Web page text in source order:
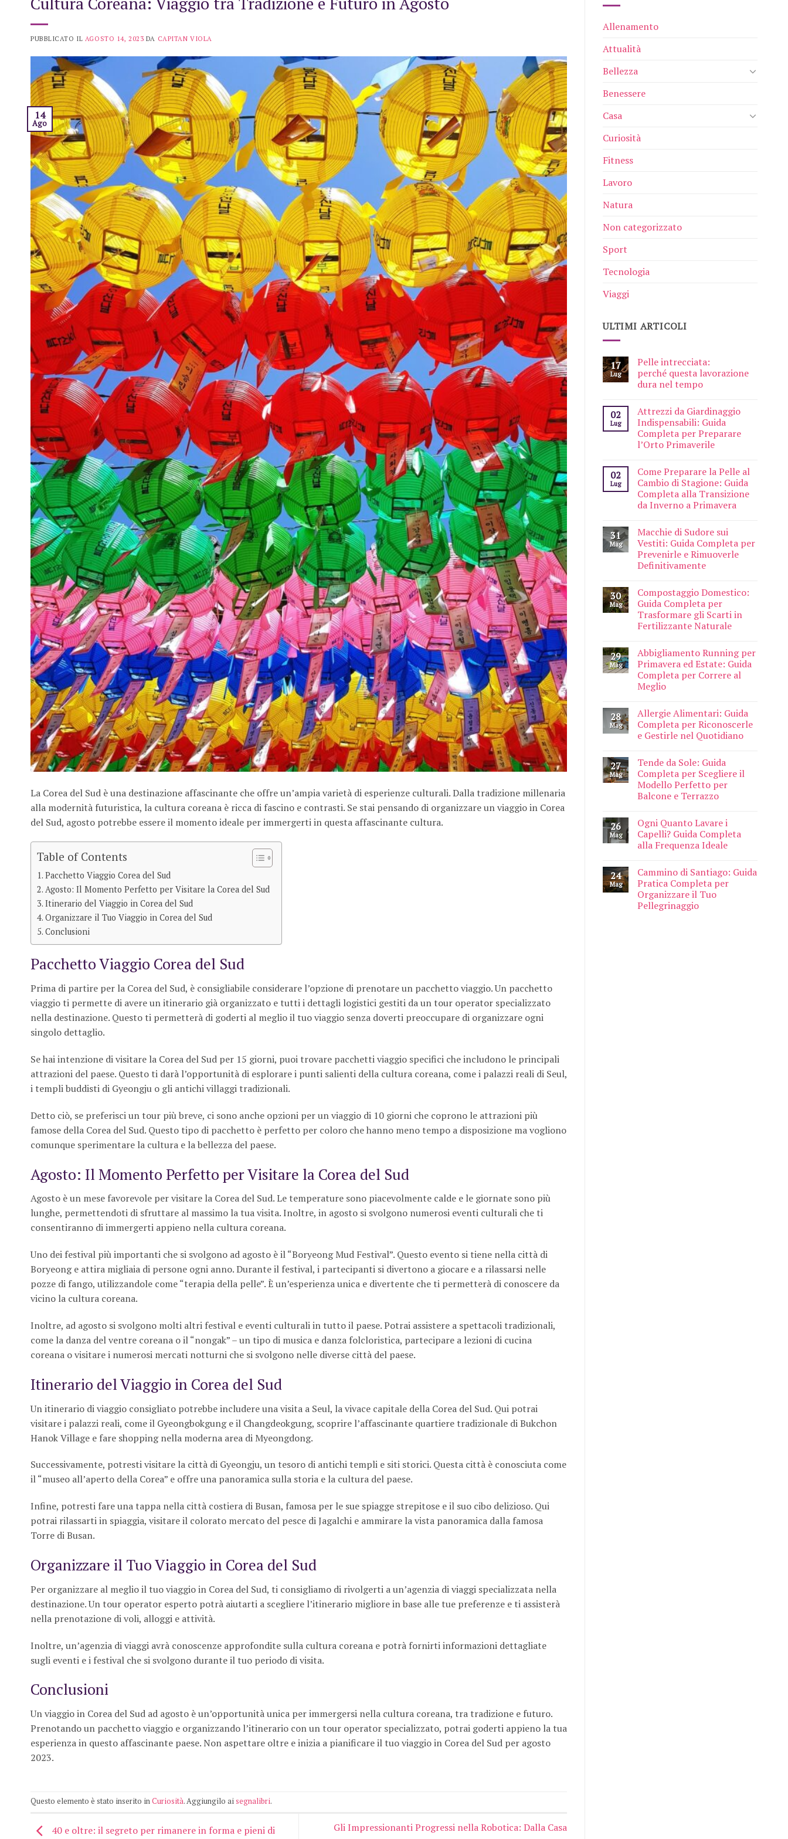
PUBBLICATO IL AGOSTO 14, 2023 DA CAPITAN VIOLA
14
Ago
La Corea del Sud è una destinazione affascinante che offre un’ampia varietà di esperienze culturali. Dalla tradizione millenaria
alla modernità futuristica, la cultura coreana è ricca di fascino e contrasti. Se stai pensando di organizzare un viaggio in Corea
del Sud, agosto potrebbe essere il momento ideale per immergerti in questa affascinante cultura.
Table of Contents
Pacchetto Viaggio Corea del Sud
Agosto: Il Momento Perfetto per Visitare la Corea del Sud
Itinerario del Viaggio in Corea del Sud
Organizzare il Tuo Viaggio in Corea del Sud
Conclusioni
Pacchetto Viaggio Corea del Sud
Prima di partire per la Corea del Sud, è consigliabile considerare l’opzione di prenotare un pacchetto viaggio. Un pacchetto
viaggio ti permette di avere un itinerario già organizzato e tutti i dettagli logistici gestiti da un tour operator specializzato
nella destinazione. Questo ti permetterà di goderti al meglio il tuo viaggio senza doverti preoccupare di organizzare ogni
singolo dettaglio.
Se hai intenzione di visitare la Corea del Sud per 15 giorni, puoi trovare pacchetti viaggio specifici che includono le principali
attrazioni del paese. Questo ti darà l’opportunità di esplorare i punti salienti della cultura coreana, come i palazzi reali di Seul,
i templi buddisti di Gyeongju o gli antichi villaggi tradizionali.
Detto ciò, se preferisci un tour più breve, ci sono anche opzioni per un viaggio di 10 giorni che coprono le attrazioni più
famose della Corea del Sud. Questo tipo di pacchetto è perfetto per coloro che hanno meno tempo a disposizione ma vogliono
comunque sperimentare la cultura e la bellezza del paese.
Agosto: Il Momento Perfetto per Visitare la Corea del Sud
Agosto è un mese favorevole per visitare la Corea del Sud. Le temperature sono piacevolmente calde e le giornate sono più
lunghe, permettendoti di sfruttare al massimo la tua visita. Inoltre, in agosto si svolgono numerosi eventi culturali che ti
consentiranno di immergerti appieno nella cultura coreana.
Uno dei festival più importanti che si svolgono ad agosto è il “Boryeong Mud Festival”. Questo evento si tiene nella città di
Boryeong e attira migliaia di persone ogni anno. Durante il festival, i partecipanti si divertono a giocare e a rilassarsi nelle
pozze di fango, utilizzandole come “terapia della pelle”. È un’esperienza unica e divertente che ti permetterà di conoscere da
vicino la cultura coreana.
Inoltre, ad agosto si svolgono molti altri festival e eventi culturali in tutto il paese. Potrai assistere a spettacoli tradizionali,
come la danza del ventre coreana o il “nongak” – un tipo di musica e danza folcloristica, partecipare a lezioni di cucina
coreana o visitare i numerosi mercati notturni che si svolgono nelle diverse città del paese.
Itinerario del Viaggio in Corea del Sud
Un itinerario di viaggio consigliato potrebbe includere una visita a Seul, la vivace capitale della Corea del Sud. Qui potrai
visitare i palazzi reali, come il Gyeongbokgung e il Changdeokgung, scoprire l’affascinante quartiere tradizionale di Bukchon
Hanok Village e fare shopping nella moderna area di Myeongdong.
Successivamente, potresti visitare la città di Gyeongju, un tesoro di antichi templi e siti storici. Questa città è conosciuta come
il “museo all’aperto della Corea” e offre una panoramica sulla storia e la cultura del paese.
Infine, potresti fare una tappa nella città costiera di Busan, famosa per le sue spiagge strepitose e il suo cibo delizioso. Qui
potrai rilassarti in spiaggia, visitare il colorato mercato del pesce di Jagalchi e ammirare la vista panoramica dalla famosa
Torre di Busan.
Organizzare il Tuo Viaggio in Corea del Sud
Per organizzare al meglio il tuo viaggio in Corea del Sud, ti consigliamo di rivolgerti a un’agenzia di viaggi specializzata nella
destinazione. Un tour operator esperto potrà aiutarti a scegliere l’itinerario migliore in base alle tue preferenze e ti assisterà
nella prenotazione di voli, alloggi e attività.
Inoltre, un’agenzia di viaggi avrà conoscenze approfondite sulla cultura coreana e potrà fornirti informazioni dettagliate
sugli eventi e i festival che si svolgono durante il tuo periodo di visita.
Conclusioni
Un viaggio in Corea del Sud ad agosto è un’opportunità unica per immergersi nella cultura coreana, tra tradizione e futuro.
Prenotando un pacchetto viaggio e organizzando l’itinerario con un tour operator specializzato, potrai goderti appieno la tua
esperienza in questo affascinante paese. Non aspettare oltre e inizia a pianificare il tuo viaggio in Corea del Sud per agosto
2023.
Questo elemento è stato inserito inCuriosità. Aggiungilo aisegnalibri.
40 e oltre: il segreto per rimanere in forma e pieni di
Gli Impressionanti Progressi nella Robotica: Dalla Casa
Allenamento
Attualità
Bellezza
Benessere
Casa
Curiosità
Fitness
Lavoro
Natura
Non categorizzato
Sport
Tecnologia
Viaggi
ULTIMI ARTICOLI
17
Lug
Pelle intrecciata:
perché questa lavorazione
dura nel tempo
02
Lug
Attrezzi da Giardinaggio
Indispensabili: Guida
Completa per Preparare
l’Orto Primaverile
02
Lug
Come Preparare la Pelle al
Cambio di Stagione: Guida
Completa alla Transizione
da Inverno a Primavera
31
Mag
Macchie di Sudore sui
Vestiti: Guida Completa per
Prevenirle e Rimuoverle
Definitivamente
30
Mag
Compostaggio Domestico:
Guida Completa per
Trasformare gli Scarti in
Fertilizzante Naturale
29
Mag
Abbigliamento Running per
Primavera ed Estate: Guida
Completa per Correre al
Meglio
28
Mag
Allergie Alimentari: Guida
Completa per Riconoscerle
e Gestirle nel Quotidiano
27
Mag
Tende da Sole: Guida
Completa per Scegliere il
Modello Perfetto per
Balcone e Terrazzo
26
Mag
Ogni Quanto Lavare i
Capelli? Guida Completa
alla Frequenza Ideale
24
Mag
Cammino di Santiago: Guida
Pratica Completa per
Organizzare il Tuo
Pellegrinaggio